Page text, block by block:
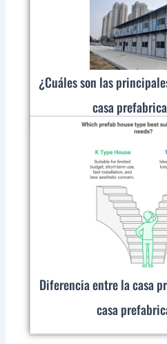
¿Cuáles son las
casa
Diferencia entre la casa
casa